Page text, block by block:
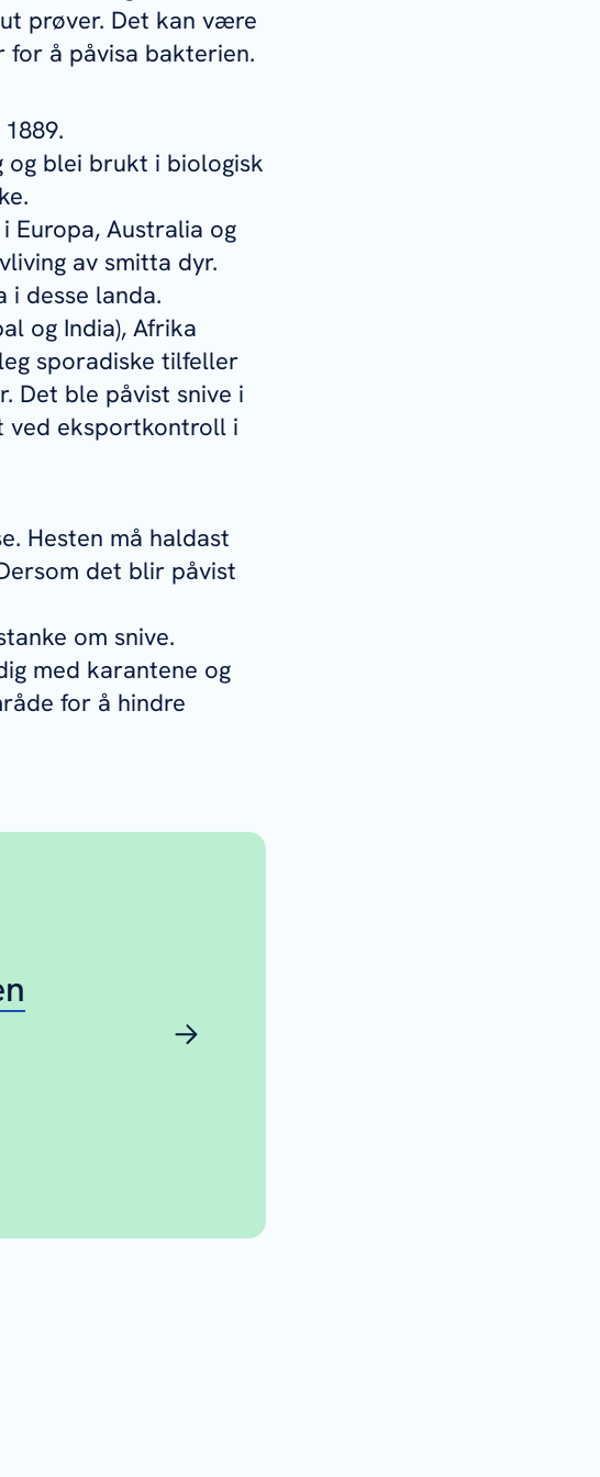
prøver. Det kan være
å påvisa bakterien.
og blei brukt i biologisk
Europa, Australia og
av smitta dyr.
i desse landa.
og India), Afrika
sporadiske tilfeller
Det ble påvist snive i
ved eksportkontroll i
Hesten må haldast
det blir påvist
om snive.
med karantene og
for å hindre